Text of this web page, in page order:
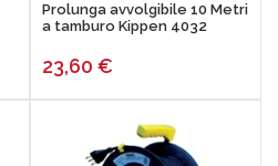
Prolunga avvolgibile 10 Metri
a tamburo Kippen 4032
23,60 €